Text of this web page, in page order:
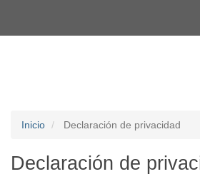
Inicio Declaración de privacidad
Declaración de